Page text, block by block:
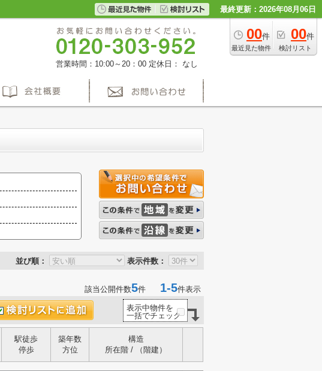
最終更新：2026年08月06日
00件
最近見た物件
00件
検討リスト
営業時間：10:00～20：00 定休日： なし
並び順： 表示件数：
該当公開件数5件 1-5件表示
表示中物件を
一括でチェック
駅徒歩
停歩
築年数
方位
構造
所在階 / （階建）